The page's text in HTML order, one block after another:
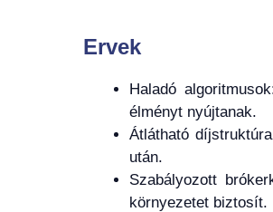
Ervek
Haladó
élményt nyújtanak.
Átlátható
után.
Szabályozott
környezetet biztosít.